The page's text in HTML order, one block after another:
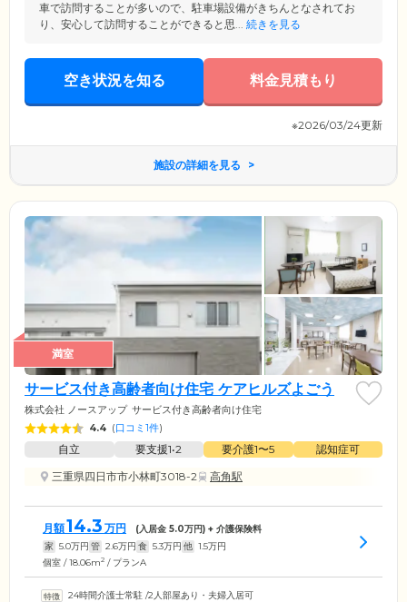
車で訪問することが多いので、駐車場設備がきちんとなされてお
り、安心して訪問することができると思... 続きを見る
空き状況を知る 料金見積もり
※2026/03/24更新
施設の詳細を見る
満室
サービス付き高齢者向け住宅 ケアヒルズよごう
株式会社 ノースアップ サービス付き高齢者向け住宅
4.4 (口コミ1件)
自立 要支援1•2 要介護1〜5
認知症可
三重県四日市市小林町3018-2
高角駅
月額14.3 万円 (入居金 5.0万円) + 介護保険料
家 5.0万円 管 2.6万円 食 5.3万円 他 1.5万円
個室 / 18.06m2 / プランA
24時間介護士常駐 /2人部屋あり・夫婦入居可